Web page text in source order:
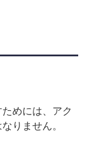
めには、アク
りません。